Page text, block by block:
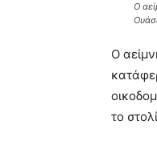
Ο
Ο
το